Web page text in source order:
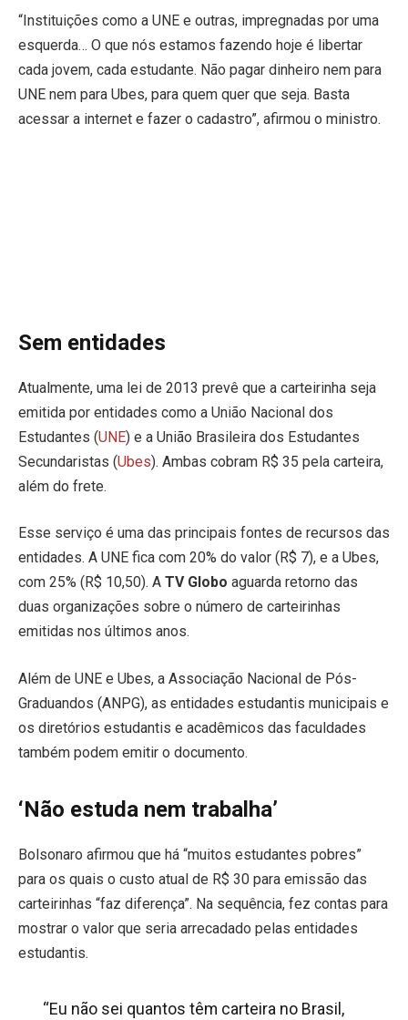
“Instituições como a UNE e outras, impregnadas por uma
esquerda… O que nós estamos fazendo hoje é libertar
cada jovem, cada estudante. Não pagar dinheiro nem para
UNE nem para Ubes, para quem quer que seja. Basta
acessar a internet e fazer o cadastro”, afirmou o ministro.
Sem entidades
Atualmente, uma lei de 2013 prevê que a carteirinha seja
emitida por entidades como a União Nacional dos
Estudantes (UNE) e a União Brasileira dos Estudantes
Secundaristas (Ubes). Ambas cobram R$ 35 pela carteira,
além do frete.
Esse serviço é uma das principais fontes de recursos das
entidades. A UNE fica com 20% do valor (R$ 7), e a Ubes,
com 25% (R$ 10,50). A TV Globo aguarda retorno das
duas organizações sobre o número de carteirinhas
emitidas nos últimos anos.
Além de UNE e Ubes, a Associação Nacional de Pós-
Graduandos (ANPG), as entidades estudantis municipais e
os diretórios estudantis e acadêmicos das faculdades
também podem emitir o documento.
‘Não estuda nem trabalha’
Bolsonaro afirmou que há “muitos estudantes pobres”
para os quais o custo atual de R$ 30 para emissão das
carteirinhas “faz diferença”. Na sequência, fez contas para
mostrar o valor que seria arrecadado pelas entidades
estudantis.
“Eu não sei quantos têm carteira no Brasil,